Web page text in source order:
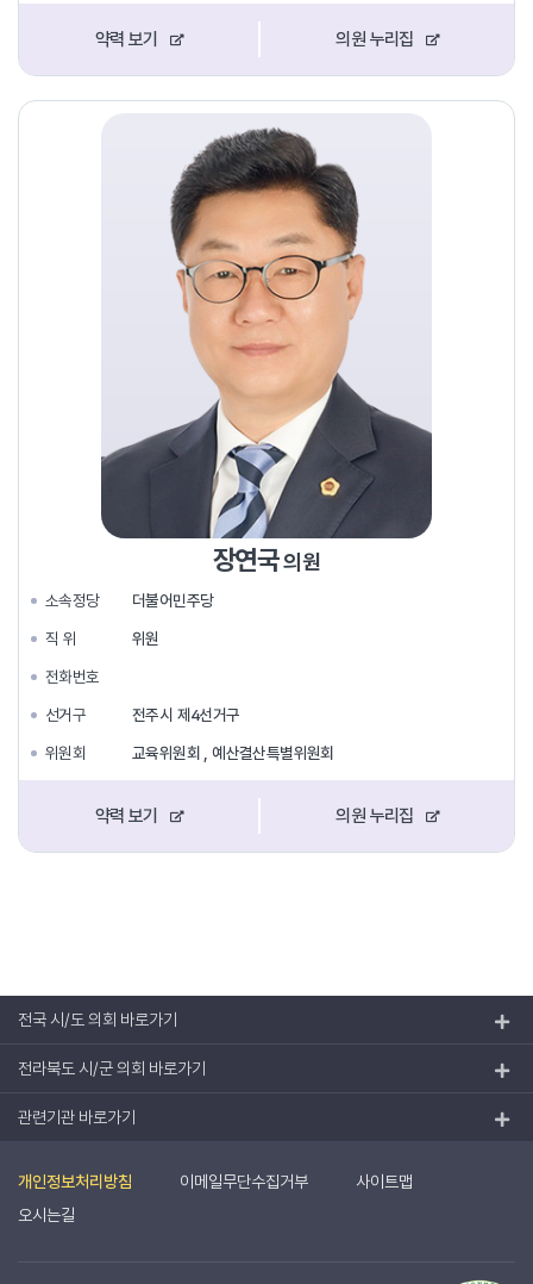
약력 보기 의원 누리집
장연국의원
소속정당
더불어민주당
직 위
위원
전화번호
선거구
전주시 제4선거구
위원회
교육위원회 , 예산결산특별위원회
약력 보기 의원 누리집
전국 시/도 의회 바로가기
전라북도 시/군 의회 바로가기
관련기관 바로가기
개인정보처리방침 이메일무단수집거부
사이트맵
오시는길